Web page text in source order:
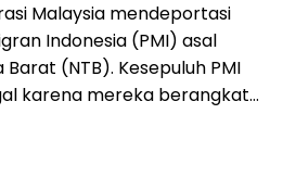
Malaysia mendeportasi
Indonesia (PMI) asal
(NTB). Kesepuluh PMI
karena mereka berangkat…